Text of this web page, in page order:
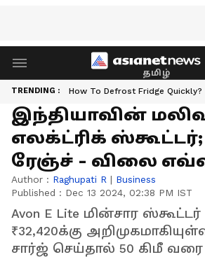
தமிழ்
TRENDING : How To Defrost Fridge Quickly?
இந்தியாவின்
எலக்ட்ரிக் ஸ்கூட்டர்;
ரேஞ்ச் - விலை
Author : Raghupati R | Business
Published : Dec 13 2024, 02:38 PM IST
Avon E Lite மின்சார
₹32,420க்கு
சார்ஜ் செய்தால் 50 கிமீ